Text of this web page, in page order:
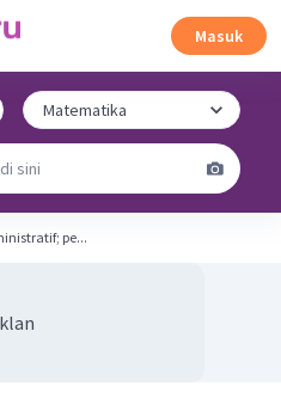
Masuk
Jenis-jenis peta : peta administratif; pe...